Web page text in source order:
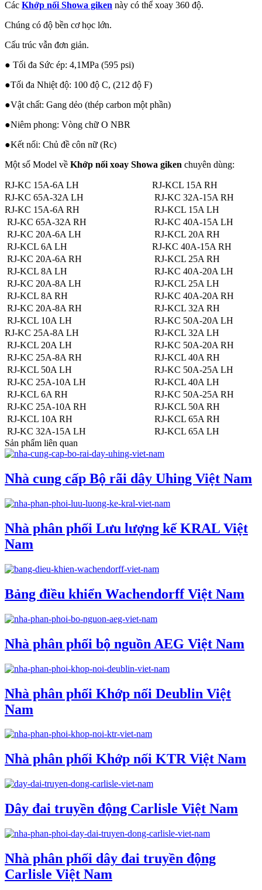
Các Khớp nối Showa giken này có thể xoay 360 độ.
Chúng có độ bền cơ học lớn.
Cấu trúc vẫn đơn giản.
● Tối đa Sức ép: 4,1MPa (595 psi)
●Tối đa Nhiệt độ: 100 độ C, (212 độ F)
●Vật chất: Gang dẻo (thép carbon một phần)
●Niêm phong: Vòng chữ O NBR
●Kết nối: Chủ đề côn nữ (Rc)
Một số Model về Khớp nối xoay Showa giken chuyên dùng:
RJ-KC 15A-6A LH
RJ-KCL 15A RH
RJ-KC 65A-32A LH
RJ-KC 32A-15A RH
RJ-KC 15A-6A RH
RJ-KCL 15A LH
RJ-KC 65A-32A RH
RJ-KC 40A-15A LH
RJ-KC 20A-6A LH
RJ-KCL 20A RH
RJ-KCL 6A LH
RJ-KC 40A-15A RH
RJ-KC 20A-6A RH
RJ-KCL 25A RH
RJ-KCL 8A LH
RJ-KC 40A-20A LH
RJ-KC 20A-8A LH
RJ-KCL 25A LH
RJ-KCL 8A RH
RJ-KC 40A-20A RH
RJ-KC 20A-8A RH
RJ-KCL 32A RH
RJ-KCL 10A LH
RJ-KC 50A-20A LH
RJ-KC 25A-8A LH
RJ-KCL 32A LH
RJ-KCL 20A LH
RJ-KC 50A-20A RH
RJ-KC 25A-8A RH
RJ-KCL 40A RH
RJ-KCL 50A LH
RJ-KC 50A-25A LH
RJ-KC 25A-10A LH
RJ-KCL 40A LH
RJ-KCL 6A RH
RJ-KC 50A-25A RH
RJ-KC 25A-10A RH
RJ-KCL 50A RH
RJ-KCL 10A RH
RJ-KCL 65A RH
RJ-KC 32A-15A LH
RJ-KCL 65A LH
Sản phẩm liên quan
Nhà cung cấp Bộ rãi dây Uhing Việt Nam
Nhà phân phối Lưu lượng kế KRAL Việt
Nam
Bảng điều khiển Wachendorff Việt Nam
Nhà phân phối bộ nguồn AEG Việt Nam
Nhà phân phối Khớp nối Deublin Việt
Nam
Nhà phân phối Khớp nối KTR Việt Nam
Dây đai truyền động Carlisle Việt Nam
Nhà phân phối dây đai truyền động
Carlisle Việt Nam